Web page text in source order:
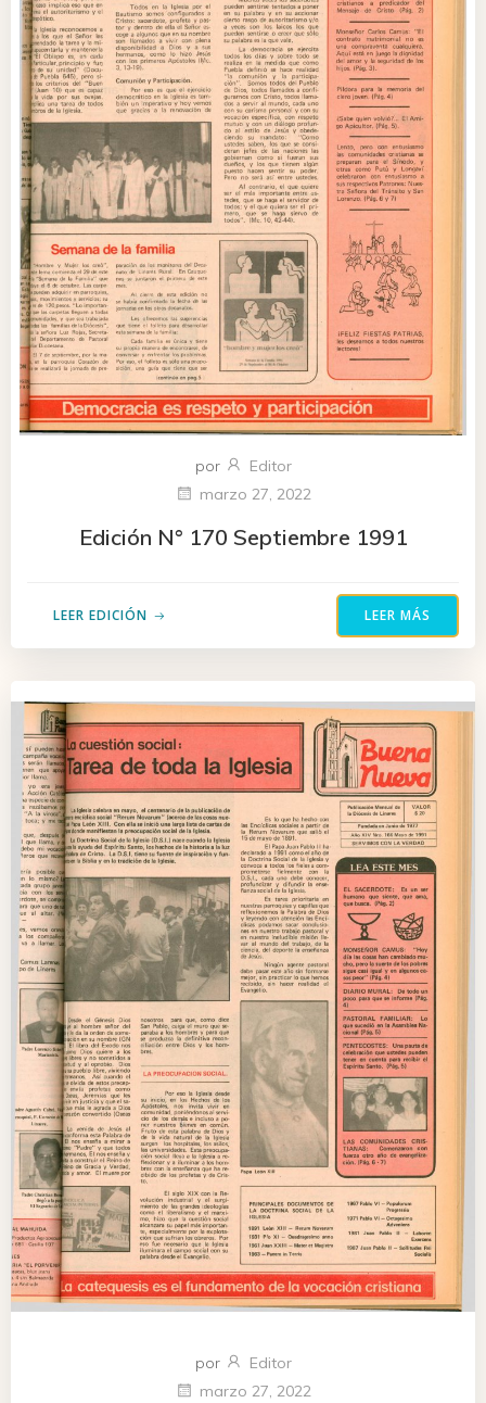
por
Editor
marzo 27, 2022
Edición N° 170 Septiembre 1991
LEER EDICIÓN LEER MÁS
por
Editor
marzo 27, 2022